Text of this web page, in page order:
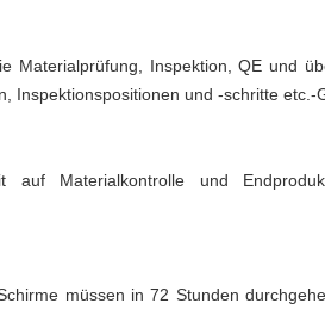
Materialprüfung, Inspektion, QE und
Inspektionspositionen und -schritte etc.-
Materialkontrolle und
müssen in 72 Stunden